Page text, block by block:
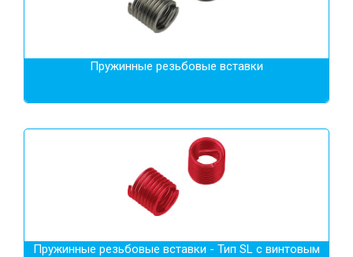
Пружинные резьбовые вставки
Пружинные резьбовые вставки - Тип SL с винтовым